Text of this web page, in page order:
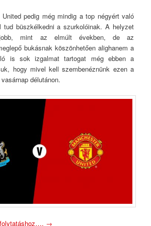
pedig még mindig a top négyért való
tud büszkélkedni a szurkolóinak. A helyzet
mint az elmúlt években, de az
bukásnak köszönhetően alighanem a
is sok izgalmat tartogat még ebben a
hogy mivel kell szembenéznünk ezen a
délutánon.
→